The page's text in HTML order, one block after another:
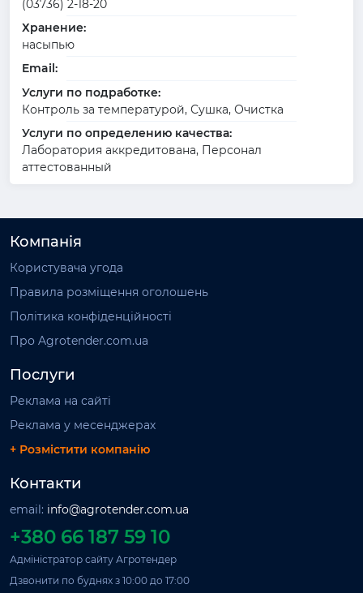
(03736) 2-18-20
Хранение:
насыпью
Email:
Услуги по подработке:
Контроль за температурой, Сушка, Очистка
Услуги по определению качества:
Лаборатория аккредитована, Персонал
аттестованный
Компанія
Користувача угода
Правила розміщення оголошень
Політика конфіденційності
Про Agrotender.com.ua
Послуги
Реклама на сайті
Реклама у месенджерах
+ Розмістити компанію
Контакти
email: info@agrotender.com.ua
+380 66 187 59 10
Адміністратор сайту Агротендер
Дзвонити по буднях з 10:00 до 17:00